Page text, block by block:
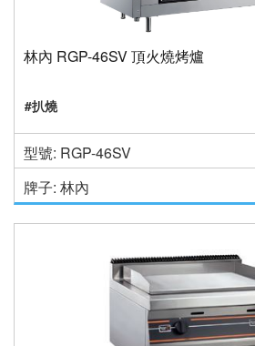
林內 RGP-46SV 頂火燒烤爐
#扒燒
型號: RGP-46SV
牌子: 林內